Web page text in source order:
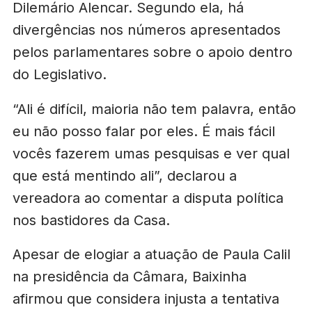
Dilemário Alencar. Segundo ela, há
divergências nos números apresentados
pelos parlamentares sobre o apoio dentro
do Legislativo.
“Ali é difícil, maioria não tem palavra, então
eu não posso falar por eles. É mais fácil
vocês fazerem umas pesquisas e ver qual
que está mentindo ali”, declarou a
vereadora ao comentar a disputa política
nos bastidores da Casa.
Apesar de elogiar a atuação de Paula Calil
na presidência da Câmara, Baixinha
afirmou que considera injusta a tentativa